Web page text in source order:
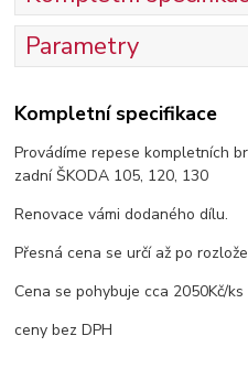
Parametry
Kompletní specifikace
Provádíme repese kompletních
zadní ŠKODA 105, 120, 130
Renovace vámi dodaného dílu.
Přesná cena se určí až po
Cena se pohybuje cca 2050Kč/
ceny bez DPH